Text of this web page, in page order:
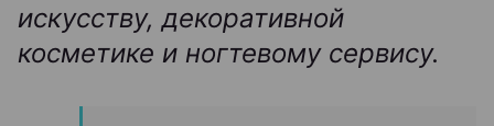
искусству, декоративной
косметике и ногтевому сервису.